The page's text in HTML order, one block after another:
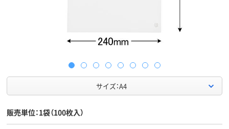
サイズ：A4
販売単位：1袋（100枚入）